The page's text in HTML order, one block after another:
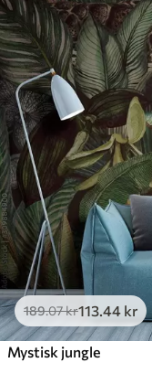
189.07kr113 .44 kr
Mystisk jungle